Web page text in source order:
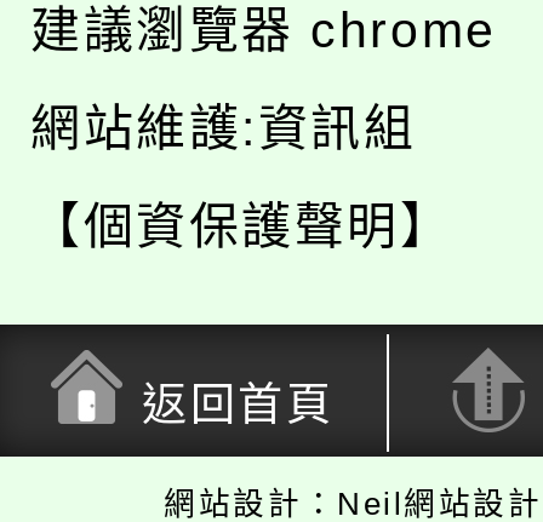
建議瀏覽器 chrome
網站維護:資訊組
【個資保護聲明】
返回首頁
網站設計：Neil網站設